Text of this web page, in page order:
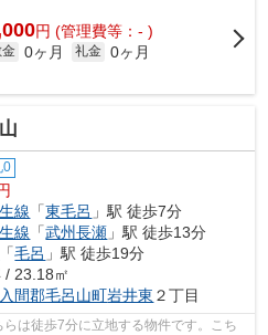
円 (管理費等：- )
金 0ヶ月 礼金 0ヶ月
0
線 「東毛呂 」駅 徒歩7分
線 「武州長瀬 」駅 徒歩13分
「毛呂 」駅 徒歩19分
/ 23.18㎡
入間郡毛呂山町岩井東 ２丁目
は徒歩7分に立地する物件です。こち